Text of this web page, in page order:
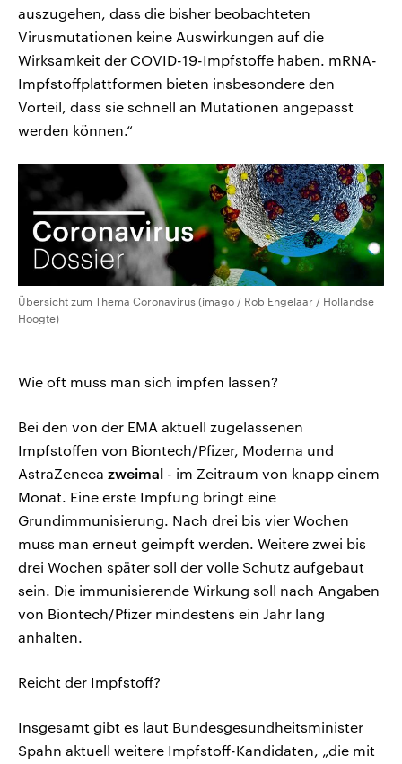
auszugehen, dass die bisher beobachteten
Virusmutationen keine Auswirkungen auf die
Wirksamkeit der COVID-19-Impfstoffe haben. mRNA-
Impfstoffplattformen bieten insbesondere den
Vorteil, dass sie schnell an Mutationen angepasst
werden können.“
Übersicht zum Thema Coronavirus (imago / Rob Engelaar / Hollandse
Hoogte)
Wie oft muss man sich impfen lassen?
Bei den von der EMA aktuell zugelassenen
Impfstoffen von Biontech/Pfizer, Moderna und
AstraZeneca zweimal - im Zeitraum von knapp einem
Monat. Eine erste Impfung bringt eine
Grundimmunisierung. Nach drei bis vier Wochen
muss man erneut geimpft werden. Weitere zwei bis
drei Wochen später soll der volle Schutz aufgebaut
sein. Die immunisierende Wirkung soll nach Angaben
von Biontech/Pfizer mindestens ein Jahr lang
anhalten.
Reicht der Impfstoff?
Insgesamt gibt es laut Bundesgesundheitsminister
Spahn aktuell weitere Impfstoff-Kandidaten, „die mit